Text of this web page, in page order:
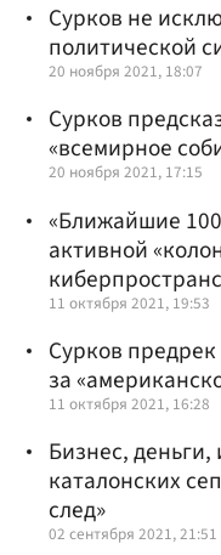
Сурков не
политической
20 ноября 2021, 18:07
Сурков
«всемирное
20 ноября 2021, 17:15
«Ближайшие
активной
11 октября 2021, 19:53
Сурков
за
11 октября 2021, 16:28
Бизнес,
каталонских
след»
02 сентября 2021, 21:51